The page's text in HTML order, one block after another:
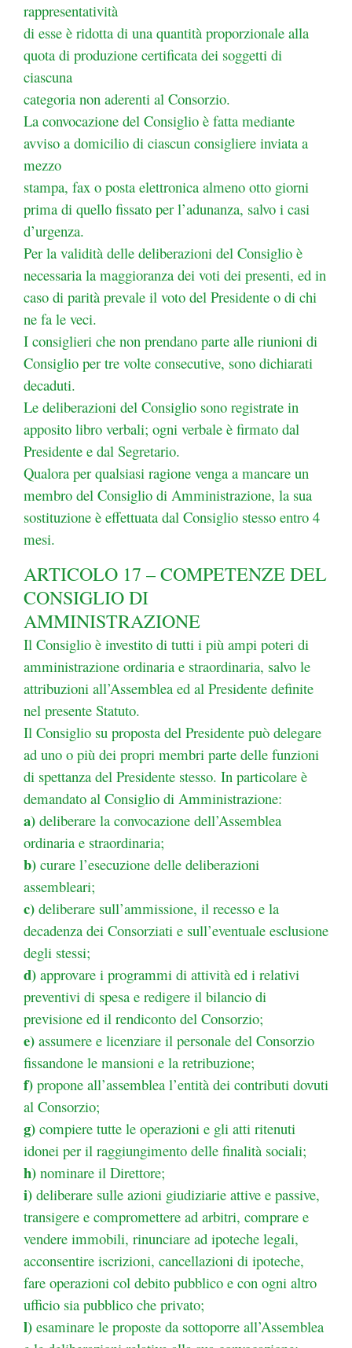
rappresentatività
di esse è ridotta di una quantità proporzionale alla
quota di produzione certificata dei soggetti di
ciascuna
categoria non aderenti al Consorzio.
La convocazione del Consiglio è fatta mediante
avviso a domicilio di ciascun consigliere inviata a
mezzo
stampa, fax o posta elettronica almeno otto giorni
prima di quello fissato per l’adunanza, salvo i casi
d’urgenza.
Per la validità delle deliberazioni del Consiglio è
necessaria la maggioranza dei voti dei presenti, ed in
caso di parità prevale il voto del Presidente o di chi
ne fa le veci.
I consiglieri che non prendano parte alle riunioni di
Consiglio per tre volte consecutive, sono dichiarati
decaduti.
Le deliberazioni del Consiglio sono registrate in
apposito libro verbali; ogni verbale è firmato dal
Presidente e dal Segretario.
Qualora per qualsiasi ragione venga a mancare un
membro del Consiglio di Amministrazione, la sua
sostituzione è effettuata dal Consiglio stesso entro 4
mesi.
ARTICOLO 17 – COMPETENZE DEL
CONSIGLIO DI
AMMINISTRAZIONE
Il Consiglio è investito di tutti i più ampi poteri di
amministrazione ordinaria e straordinaria, salvo le
attribuzioni all’Assemblea ed al Presidente definite
nel presente Statuto.
Il Consiglio su proposta del Presidente può delegare
ad uno o più dei propri membri parte delle funzioni
di spettanza del Presidente stesso. In particolare è
demandato al Consiglio di Amministrazione:
a) deliberare la convocazione dell’Assemblea
ordinaria e straordinaria;
b) curare l’esecuzione delle deliberazioni
assembleari;
c) deliberare sull’ammissione, il recesso e la
decadenza dei Consorziati e sull’eventuale esclusione
degli stessi;
d) approvare i programmi di attività ed i relativi
preventivi di spesa e redigere il bilancio di
previsione ed il rendiconto del Consorzio;
e) assumere e licenziare il personale del Consorzio
fissandone le mansioni e la retribuzione;
f) propone all’assemblea l’entità dei contributi dovuti
al Consorzio;
g) compiere tutte le operazioni e gli atti ritenuti
idonei per il raggiungimento delle finalità sociali;
h) nominare il Direttore;
i) deliberare sulle azioni giudiziarie attive e passive,
transigere e compromettere ad arbitri, comprare e
vendere immobili, rinunciare ad ipoteche legali,
acconsentire iscrizioni, cancellazioni di ipoteche,
fare operazioni col debito pubblico e con ogni altro
ufficio sia pubblico che privato;
l) esaminare le proposte da sottoporre all’Assemblea